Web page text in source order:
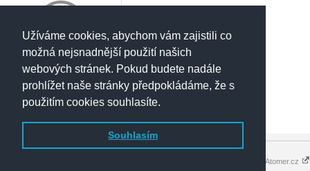
Užíváme cookies, abychom vám zajistili co
možná nejsnadnější použití našich
webových stránek. Pokud budete nadále
prohlížet naše stránky předpokládáme, že s
použitím cookies souhlasíte.
Souhlasím
Galaxy M nezařazené
Tvorba eshopů - Atomer.cz